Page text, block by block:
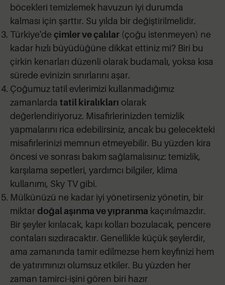
böcekleri temizlemek havuzun iyi durumda
kalması için şarttır. Su yılda bir değiştirilmelidir.
Türkiye'de çimler ve çalılar (çoğu istenmeyen) ne
kadar hızlı büyüdüğüne dikkat ettiniz mi? Biri bu
çirkin kenarları düzenli olarak budamalı, yoksa kısa
sürede evinizin sınırlarını aşar.
Çoğumuz tatil evlerimizi kullanmadığımız
zamanlarda tatil kiralıkları olarak
değerlendiriyoruz. Misafirlerinizden temizlik
yapmalarını rica edebilirsiniz, ancak bu gelecekteki
misafirlerinizi memnun etmeyebilir. Bu yüzden kira
öncesi ve sonrası bakım sağlamalısınız: temizlik,
karşılama sepetleri, yardımcı bilgiler, klima
kullanımı, Sky TV gibi.
Mülkünüzü ne kadar iyi yönetirseniz yönetin, bir
miktardoğal aşınma ve yıpranma kaçınılmazdır.
Bir şeyler kırılacak, kapı kolları bozulacak, pencere
contaları sızdıracaktır. Genellikle küçük şeylerdir,
ama zamanında tamir edilmezse hem keyfinizi hem
de yatırımınızı olumsuz etkiler. Bu yüzden her
zaman tamirci-işini gören biri hazır